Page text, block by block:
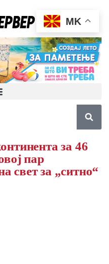
за 46
пар
свет за „ситно“
MK